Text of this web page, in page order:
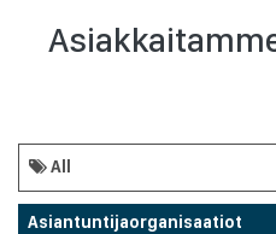
All
Asiantuntijaorganisaatiot